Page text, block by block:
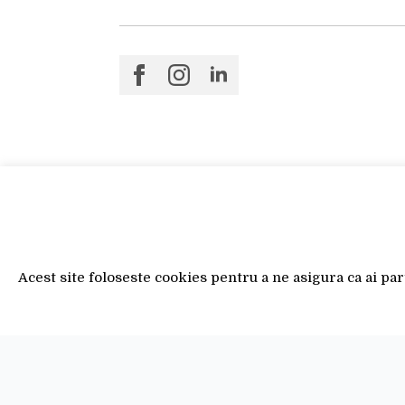
Acest site foloseste cookies pentru a ne asigura ca ai